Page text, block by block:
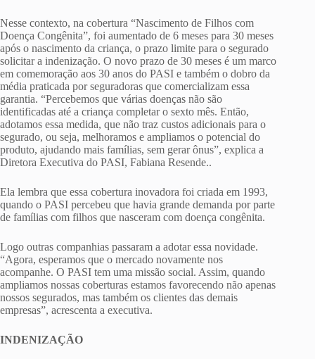
Nesse contexto, na cobertura “Nascimento de Filhos com
Doença Congênita”, foi aumentado de 6 meses para 30 meses
após o nascimento da criança, o prazo limite para o segurado
solicitar a indenização. O novo prazo de 30 meses é um marco
em comemoração aos 30 anos do PASI e também o dobro da
média praticada por seguradoras que comercializam essa
garantia. “Percebemos que várias doenças não são
identificadas até a criança completar o sexto mês. Então,
adotamos essa medida, que não traz custos adicionais para o
segurado, ou seja, melhoramos e ampliamos o potencial do
produto, ajudando mais famílias, sem gerar ônus”, explica a
Diretora Executiva do PASI, Fabiana Resende..
Ela lembra que essa cobertura inovadora foi criada em 1993,
quando o PASI percebeu que havia grande demanda por parte
de famílias com filhos que nasceram com doença congênita.
Logo outras companhias passaram a adotar essa novidade.
“Agora, esperamos que o mercado novamente nos
acompanhe. O PASI tem uma missão social. Assim, quando
ampliamos nossas coberturas estamos favorecendo não apenas
nossos segurados, mas também os clientes das demais
empresas”, acrescenta a executiva.
INDENIZAÇÃO